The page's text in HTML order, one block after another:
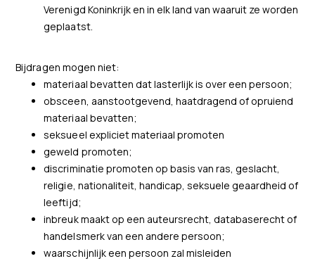
Verenigd Koninkrijk en in elk land van waaruit ze worden
geplaatst.
Bijdragen mogen niet:
materiaal bevatten dat lasterlijk is over een persoon;
obsceen, aanstootgevend, haatdragend of opruiend
materiaal bevatten;
seksueel expliciet materiaal promoten
geweld promoten;
discriminatie promoten op basis van ras, geslacht,
religie, nationaliteit, handicap, seksuele geaardheid of
leeftijd;
inbreuk maakt op een auteursrecht, databaserecht of
handelsmerk van een andere persoon;
waarschijnlijk een persoon zal misleiden